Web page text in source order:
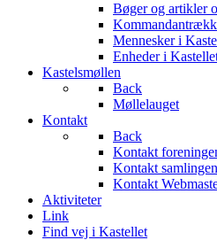
Bøger og artikler
Mennesker i
Enheder i
Kastelsmøllen
Back
Møllelauget
Kontakt
Back
Kontakt
Kontakt samlingen
Kontakt
Aktiviteter
Link
Find vej i Kastellet